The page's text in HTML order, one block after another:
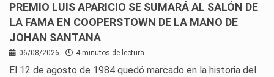
PREMIO LUIS APARICIO SE SUMARÁ AL SALÓN DE
LA FAMA EN COOPERSTOWN DE LA MANO DE
JOHAN SANTANA
06/08/2026 4 minutos de lectura
El 12 de agosto de 1984 quedó marcado en la historia del